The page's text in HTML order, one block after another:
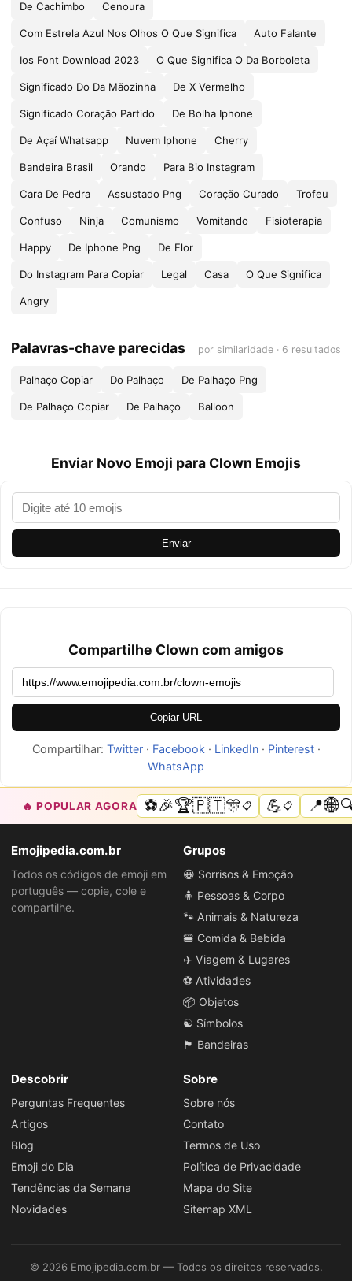
De Cachimbo Cenoura
Com Estrela Azul Nos Olhos O Que Significa Auto Falante
Ios Font Download 2023 O Que Significa O Da Borboleta
Significado Do Da Mãozinha De X Vermelho
Significado Coração Partido De Bolha Iphone
De Açaí Whatsapp Nuvem Iphone Cherry
Bandeira Brasil Orando Para Bio Instagram
Cara De Pedra Assustado Png Coração Curado Trofeu
Confuso Ninja Comunismo Vomitando Fisioterapia
Happy De Iphone Png De Flor
Do Instagram Para Copiar Legal Casa O Que Significa
Angry
Palavras-chave parecidas por similaridade · 6 resultados
Palhaço Copiar Do Palhaço De Palhaço Png
De Palhaço Copiar De Palhaço Balloon
Enviar Novo Emoji para Clown Emojis
Enviar
Compartilhe Clown com amigos
Copiar URL
Compartilhar: Twitter· Facebook · LinkedIn· Pinterest·
WhatsApp
🔥 POPULAR AGORA ⚽🎉🏆🇵🇹🎊📋 💪📋 📍🌐🔍
Emojipedia.com.br
Todos os códigos de emoji em
português — copie, cole e
compartilhe.
Grupos
😀 Sorrisos & Emoção
🧍 Pessoas & Corpo
🐾 Animais & Natureza
🍔 Comida & Bebida
✈️ Viagem & Lugares
⚽ Atividades
📦 Objetos
☯️ Símbolos
🏴 Bandeiras
Descobrir
Perguntas Frequentes
Artigos
Blog
Emoji do Dia
Tendências da Semana
Novidades
Sobre
Sobre nós
Contato
Termos de Uso
Política de Privacidade
Mapa do Site
Sitemap XML
© 2026 Emojipedia.com.br — Todos os direitos reservados.